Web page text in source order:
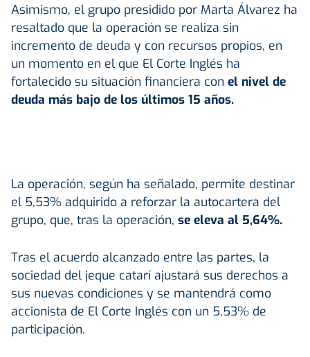
Asimismo, el grupo presidido por Marta Álvarez ha
resaltado que la operación se realiza sin
incremento de deuda y con recursos propios, en
un momento en el que El Corte Inglés ha
fortalecido su situación financiera con el nivel de
deuda más bajo de los últimos 15 años.
La operación, según ha señalado, permite destinar
el 5,53% adquirido a reforzar la autocartera del
grupo, que, tras la operación, se eleva al 5,64%.
Tras el acuerdo alcanzado entre las partes, la
sociedad del jeque catarí ajustará sus derechos a
sus nuevas condiciones y se mantendrá como
accionista de El Corte Inglés con un 5,53% de
participación.